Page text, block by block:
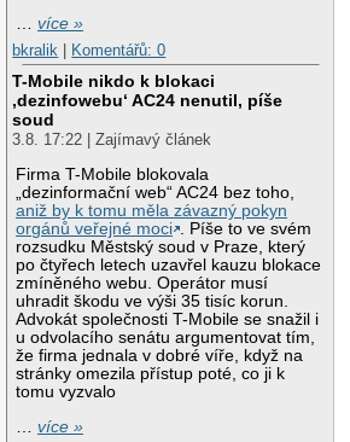
…více »
bkralik | Komentářů: 0
T-Mobile nikdo k blokaci
‚dezinfowebu‘ AC24 nenutil, píše
soud
3.8. 17:22 | Zajímavý článek
Firma T-Mobile blokovala
„dezinformační web“ AC24 bez toho,
aniž by k tomu měla závazný pokyn
orgánů veřejné moci
. Píše to ve svém
rozsudku Městský soud v Praze, který
po čtyřech letech uzavřel kauzu blokace
zmíněného webu. Operátor musí
uhradit škodu ve výši 35 tisíc korun.
Advokát společnosti T-Mobile se snažil i
u odvolacího senátu argumentovat tím,
že firma jednala v dobré víře, když na
stránky omezila přístup poté, co ji k
tomu vyzvalo
…více »